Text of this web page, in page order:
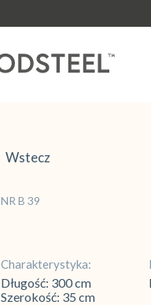
Wstecz
NR B 39
Charakterystyka:
Długość: 300 cm
Szerokość: 35 cm